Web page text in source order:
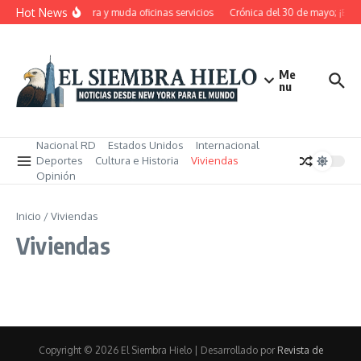
Saltar al contenido
Hot News
RD pensiona, cierra y muda oficinas servicios Crónica del 30 de mayo;
Me
nu
Nacional RD Estados Unidos
Internacional
Deportes
Cultura e Historia
Viviendas
Opinión
Inicio /Viviendas
Viviendas
Copyright © 2026 El Siembra Hielo | Desarrollado por Revista de